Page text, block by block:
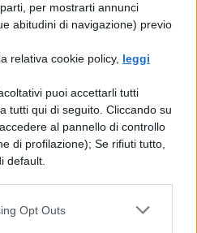
per mostrarti annunci
abitudini di navigazione) previo
relativa cookie policy, leggi
puoi accettarli tutti
tutti qui di seguito. Cliccando su
al pannello di controllo
di profilazione); Se rifiuti tutto,
default.
Opt Outs
INTERESSARE
LATINA
di Plauto